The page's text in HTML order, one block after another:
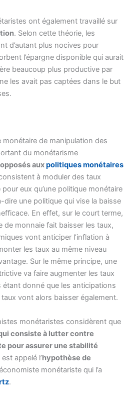
ont également travaillé sur
. Selon cette théorie, les
d’autant plus nocives pour
l’épargne disponible qui aurait
beaucoup plus productive par
les avait pas captées dans le but
monétaire de manipulation des
du monétarisme
opposés auxpolitiques monétaires
à moduler des taux
eux qu’une politique monétaire
dire une politique qui vise la baisse
En effet, sur le court terme,
de monnaie fait baisser les taux,
vont anticiper l’inflation à
les taux au même niveau
Sur le même principe, une
va faire augmenter les taux
étant donné que les anticipations
vont alors baisser également.
monétaristes considèrent que
consiste à lutter contre
pour assurer une stabilité
appelé l’hypothèse de
monétariste qui l’a
.